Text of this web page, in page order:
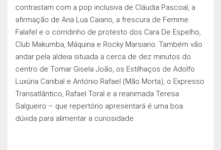
contrastam com a pop inclusiva de Cláudia Pascoal, a
afirmação de Ana Lua Caiano, a frescura de Femme
Falafel e o corridinho de protesto dos Cara De Espelho,
Club Makumba, Máquina e Rocky Marsiano. Também vão
andar pela aldeia situada a cerca de dez minutos do
centro de Tomar Gisela João, os Estilhaços de Adolfo
Luxúria Canibal e António Rafael (Mão Morta), o Expresso
Transatlântico, Rafael Toral e a reanimada Teresa
Salgueiro – que repertório apresentará é uma boa
dúvida para alimentar a curiosidade.